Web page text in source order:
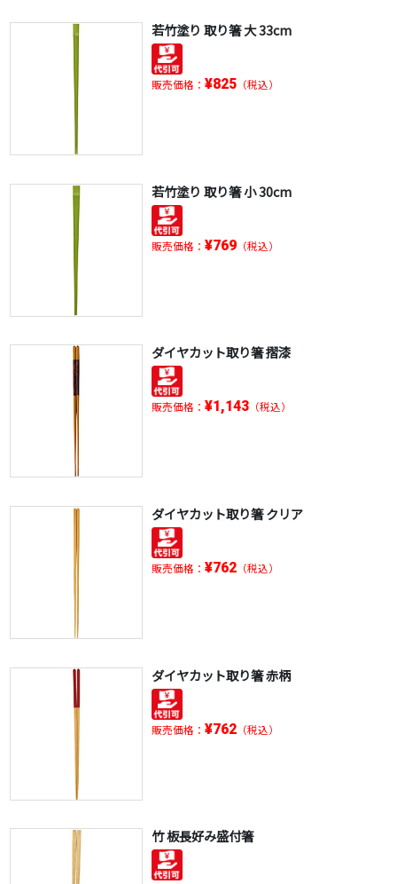
若竹塗り 取り箸 大 33cm
販売価格： ¥825（税込）
若竹塗り 取り箸 小 30cm
販売価格： ¥769（税込）
ダイヤカット取り箸 摺漆
販売価格： ¥1,143（税込）
ダイヤカット取り箸 クリア
販売価格： ¥762（税込）
ダイヤカット取り箸 赤柄
販売価格： ¥762（税込）
竹 板長好み盛付箸